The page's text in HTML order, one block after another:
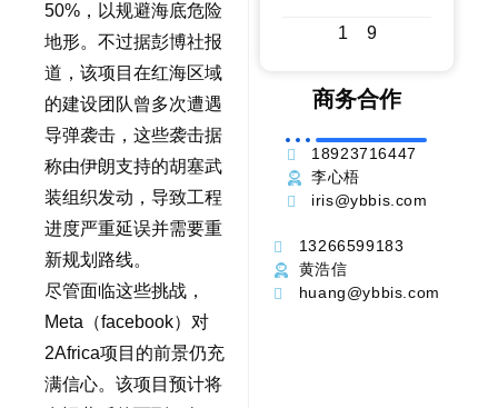
50%，以规避海底危险
地形。不过据彭博社报
道，该项目在红海区域
的建设团队曾多次遭遇
导弹袭击，这些袭击据
称由伊朗支持的胡塞武
装组织发动，导致工程
进度严重延误并需要重
新规划路线。
尽管面临这些挑战，
Meta（facebook）对
2Africa项目的前景仍充
满信心。该项目预计将
1 9
商务合作
18923716447
李心梧
iris@ybbis.com
13266599183
黄浩信
huang@ybbis.com